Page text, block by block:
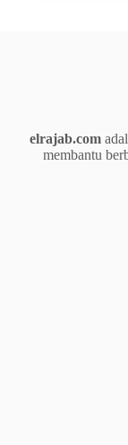
elrajab.com
membantu